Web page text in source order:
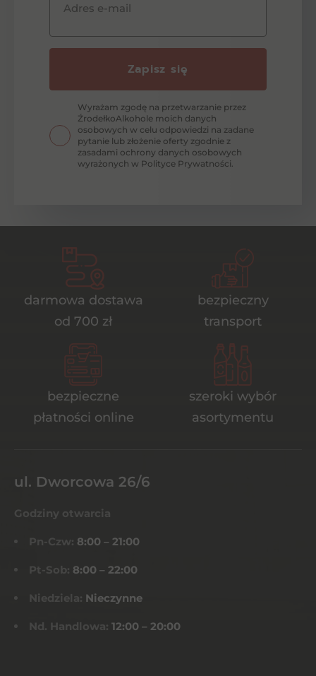
Adres e-mail
Zapisz się
Wyrażam zgodę na przetwarzanie przez
ŹrodełkoAlkohole moich danych
osobowych w celu odpowiedzi na zadane
pytanie lub złożenie oferty zgodnie z
zasadami ochrony danych osobowych
wyrażonych w Polityce Prywatności.
darmowa dostawa
od 700 zł
bezpieczny
transport
bezpieczne
płatności online
szeroki wybór
asortymentu
ul. Dworcowa 26/6
Godziny otwarcia
Pn-Czw: 8:00 – 21:00
Pt-Sob: 8:00 – 22:00
Niedziela: Nieczynne
Nd. Handlowa: 12:00 – 20:00